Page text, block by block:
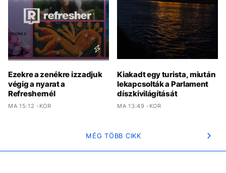
Ezekre a zenékre izzadjuk
végig a nyarat a
Refreshernél
MA 15:12 -KOR
Kiakadt egy turista, miután
lekapcsolták a Parlament
díszkivilágítását
MA 13:49 -KOR
MÉG TÖBB CIKK